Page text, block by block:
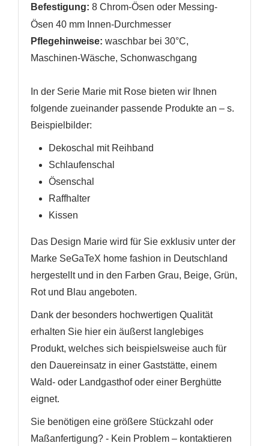
Befestigung: 8 Chrom-Ösen oder Messing-
Ösen 40 mm Innen-Durchmesser
Pflegehinweise: waschbar bei 30°C,
Maschinen-Wäsche, Schonwaschgang
In der Serie Marie mit Rose bieten wir Ihnen
folgende zueinander passende Produkte an – s.
Beispielbilder:
Dekoschal mit Reihband
Schlaufenschal
Ösenschal
Raffhalter
Kissen
Das Design Marie wird für Sie exklusiv unter der
Marke SeGaTeX home fashion in Deutschland
hergestellt und in den Farben Grau, Beige, Grün,
Rot und Blau angeboten.
Dank der besonders hochwertigen Qualität
erhalten Sie hier ein äußerst langlebiges
Produkt, welches sich beispielsweise auch für
den Dauereinsatz in einer Gaststätte, einem
Wald- oder Landgasthof oder einer Berghütte
eignet.
Sie benötigen eine größere Stückzahl oder
Maßanfertigung? - Kein Problem – kontaktieren